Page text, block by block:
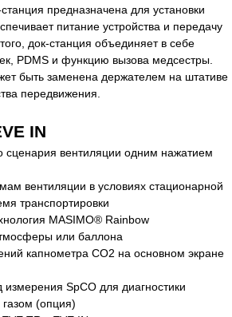
предназначена для установки
питание устройства и передачу
док-станция объединяет в себе
PDMS и функцию вызова медсестры.
быть заменена держателем на штативе
передвижения.
IN
сценария вентиляции одним нажатием
вентиляции в условиях стационарной
транспортировки
MASIMO® Rainbow
или баллона
капнометра CO2 на основном экране
SpCO для диагностики
(опция)